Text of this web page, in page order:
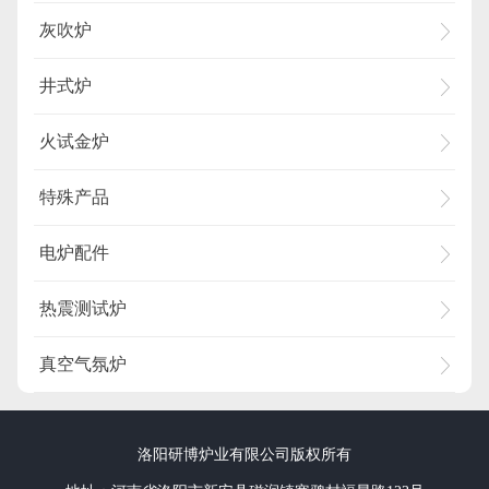
灰吹炉
井式炉
火试金炉
特殊产品
电炉配件
热震测试炉
真空气氛炉
洛阳研博炉业有限公司版权所有